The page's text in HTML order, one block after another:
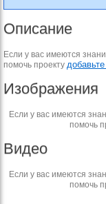
Описание
Если у вас имеются
помочь проекту
Изображения
Если у вас имеются
помочь
Видео
Если у вас имеются
помочь